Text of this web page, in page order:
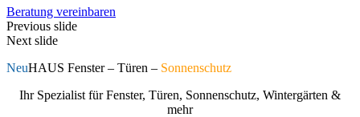
Beratung vereinbaren
Previous slide
Next slide
NeuHAUS Fenster – Türen – Sonnenschutz
Ihr Spezialist für Fenster, Türen, Sonnenschutz, Wintergärten &
mehr